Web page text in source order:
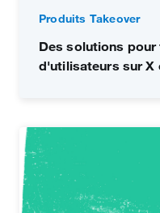
Produits Takeover
Des solutions
d'utilisateurs sur X